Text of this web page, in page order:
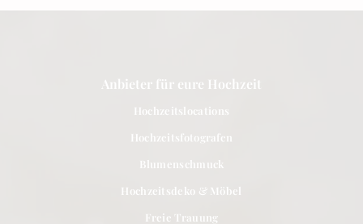
Anbieter für eure Hochzeit
Hochzeitslocations
Hochzeitsfotografen
Blumenschmuck
Hochzeitsdeko & Möbel
Freie Trauung